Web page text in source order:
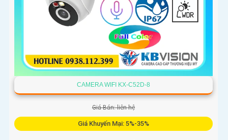
CAMERA WIFI KX-C52D-8
Giá Bán: liên hệ
Giá Khuyến Mại: 5%-35%